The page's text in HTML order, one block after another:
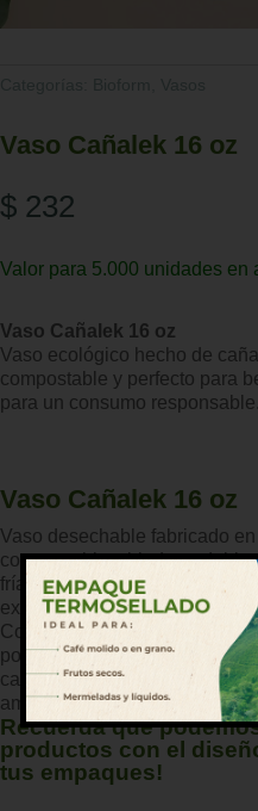
Vaso Cañalek 16 oz
$ 232
Valor para 5.000 unidades en
Vaso Cañalek 16 oz
Vaso ecológico hecho de
compostable y perfecto para
para un consumo responsable.
Vaso Cañalek 16 oz
Vaso desechable fabricado
compostable y
frías, su diseño resistente y
excelente alternativa a los
Con capacidad de 16 onzas,
porciones pequeñas de
cafeterías, oficinas o
ambiente.
Recuerda que
productos con el
tus empaques!